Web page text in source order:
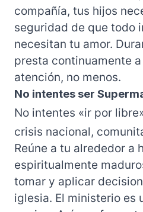
compañía, tus hijos
seguridad de que todo
necesitan tu amor.
presta continuamente
atención, no menos.
No intentes ser
No intentes «ir por
crisis nacional,
Reúne a tu alrededor a
espiritualmente
tomar y aplicar
iglesia. El ministerio es